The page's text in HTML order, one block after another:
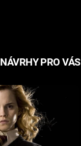
NÁVRHY PRO VÁS